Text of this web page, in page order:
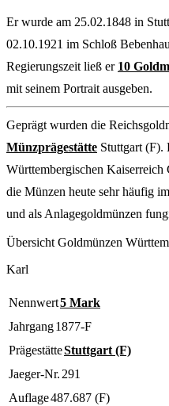
Er wurde am 25.02.1848 in
02.10.1921 im Schloß
Regierungszeit ließ er 10
mit seinem Portrait ausgeben.
Geprägt wurden die
Münzprägestätte Stuttgart (F).
Württembergischen Kaiserreich
die Münzen heute sehr häufig
und als Anlagegoldmünzen
Übersicht Goldmünzen
Karl
Nennwert5 Mark
Jahrgang1877-F
PrägestätteStuttgart (F)
Jaeger-Nr. 291
Auflage487.687 (F)